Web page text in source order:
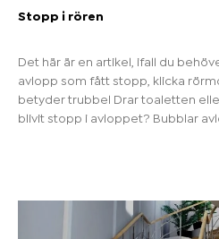
Stopp i rören
Det här är en artikel, ifall du
avlopp som fått stopp, klicka
betyder trubbel Drar toaletten
blivit stopp i avloppet? Bubblar